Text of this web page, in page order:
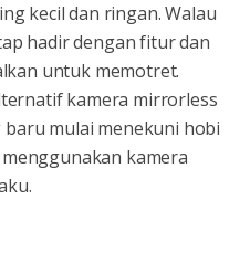
kecil dan ringan. Walau
hadir dengan fitur dan
untuk memotret.
kamera mirrorless
mulai menekuni hobi
kamera